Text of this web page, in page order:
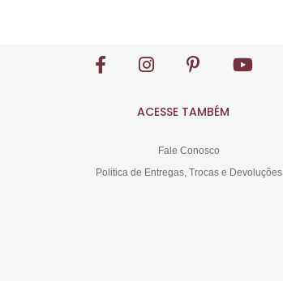
ACESSE TAMBÉM
Fale Conosco
Politica de Entregas, Trocas e Devoluções